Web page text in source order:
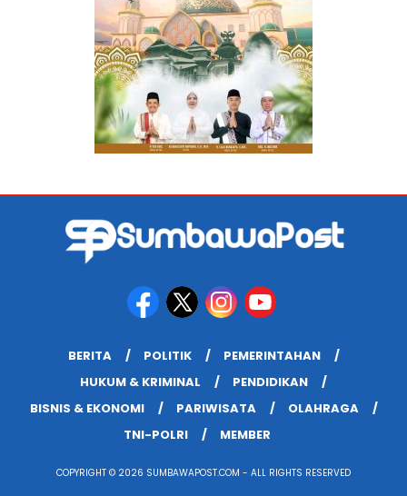
BERITA POLITIK
PEMERINTAHAN
HUKUM & KRIMINAL
PENDIDIKAN
BISNIS & EKONOMI
PARIWISATA
OLAHRAGA
TNI-POLRI
MEMBER
COPYRIGHT © 2026 SUMBAWAPOST.COM - ALL RIGHTS RESERVED